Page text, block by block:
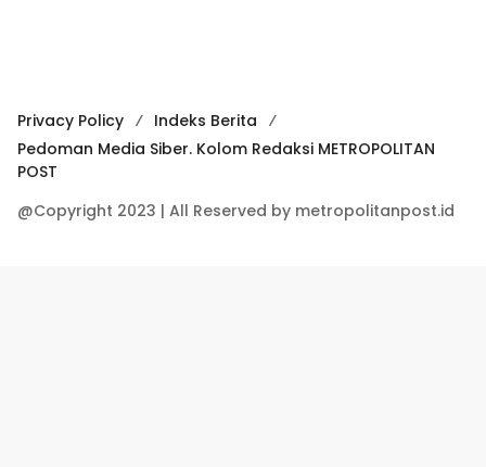
Privacy Policy
Indeks Berita
Pedoman Media Siber. Kolom Redaksi METROPOLITAN
POST
@Copyright 2023 | All Reserved by metropolitanpost.id